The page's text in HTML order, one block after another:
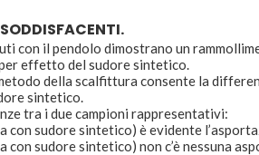
con il pendolo dimostrano un
effetto del sudore sintetico.
della scalfittura consente la
sintetico.
tra i due campioni rappresentativi:
con sudore sintetico) è evidente
con sudore sintetico) non c’è nessuna